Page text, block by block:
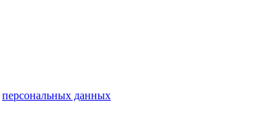
персональных данных